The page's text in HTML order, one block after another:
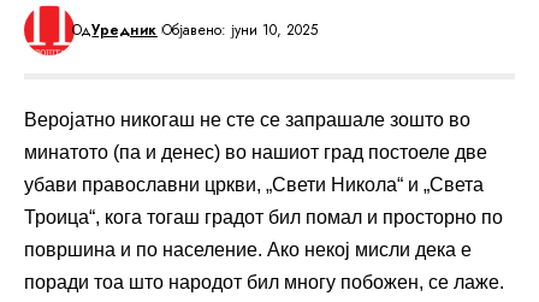
ОдУредник Објавено: јуни 10, 2025
Веројатно никогаш не сте се запрашале зошто во
минатото (па и денес) во нашиот град постоеле две
убави православни цркви, „Свети Никола“ и „Света
Троица“, кога тогаш градот бил помал и просторно по
површина и по население. Ако некој мисли дека е
поради тоа што народот бил многу побожен, се лаже.